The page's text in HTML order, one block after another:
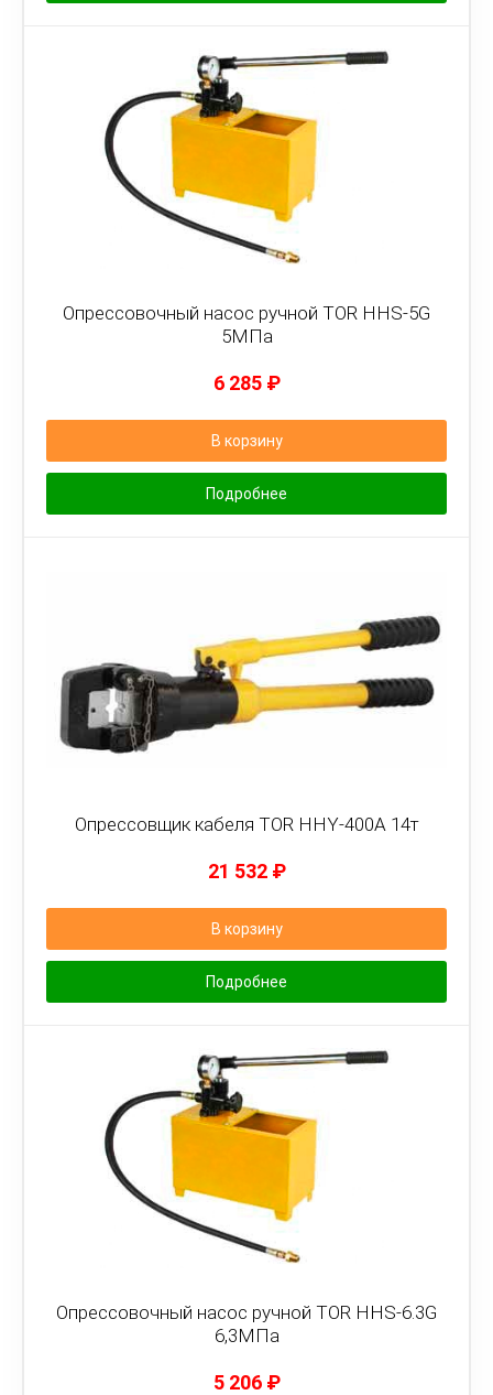
Опрессовочный насос ручной TOR HHS-5G
5МПа
6 285 ₽
В корзину
Подробнее
Опрессовщик кабеля TOR HHY-400A 14т
21 532 ₽
В корзину
Подробнее
Опрессовочный насос ручной TOR HHS-6.3G
6,3МПа
5 206 ₽